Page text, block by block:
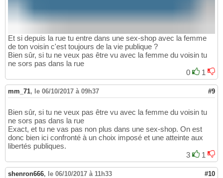
Et si depuis la rue tu entre dans une sex-shop avec la femme
de ton voisin c'est toujours de la vie publique ?
Bien sûr, si tu ne veux pas être vu avec la femme du voisin tu
ne sors pas dans la rue
0
1
mm_71, le 06/10/2017 à 09h37 #9
Bien sûr, si tu ne veux pas être vu avec la femme du voisin tu
ne sors pas dans la rue
Exact, et tu ne vas pas non plus dans une sex-shop. On est
donc bien ici confronté à un choix imposé et une atteinte aux
libertés publiques.
3
1
shenron666, le 06/10/2017 à 11h33 #10